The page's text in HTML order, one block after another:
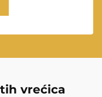
vrećica